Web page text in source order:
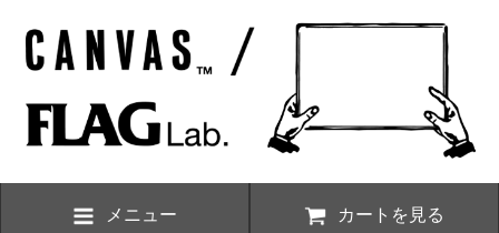
メニュー カートを見る